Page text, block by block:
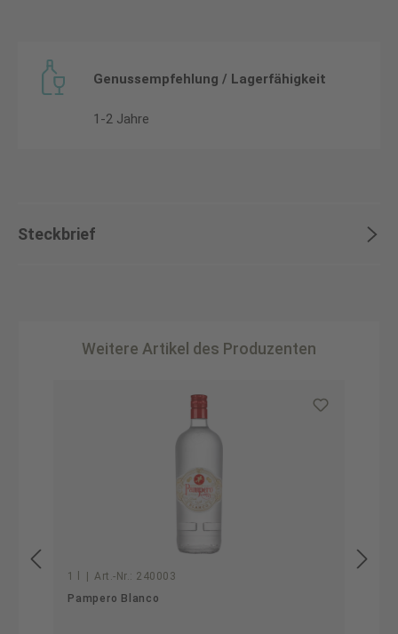
Genussempfehlung / Lagerfähigkeit
1-2 Jahre
Steckbrief
Weitere Artikel des Produzenten
1 l Art.-Nr.: 240003
Pampero Blanco